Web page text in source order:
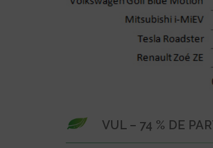
VUL – 74 % DE